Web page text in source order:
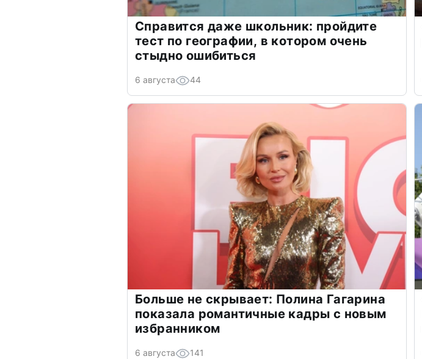
Справится даже школьник: пройдите
тест по географии, в котором очень
стыдно ошибиться
6 августа 44
Больше не скрывает: Полина Гагарина
показала романтичные кадры с новым
избранником
6 августа 141